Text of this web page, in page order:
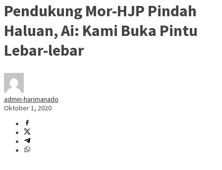
Pendukung Mor-HJP Pindah
Haluan, Ai: Kami Buka Pintu
Lebar-lebar
admin-harimanado
Oktober 1, 2020